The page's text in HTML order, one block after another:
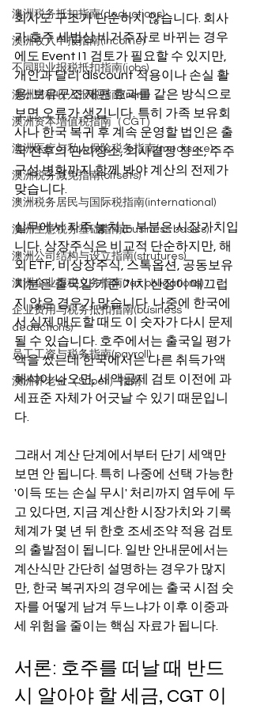
澳洲税务抵扣指南(deductions)
澳洲收入申报指南(income)
不同职业报税抵扣指南(jobs)
澳洲房租收入报税指南(rent)
澳洲资本增值税指南（CGT）
澳洲医疗与私人保险税务指南(medicare)
澳洲税务减免指南(offsets)
澳洲税务居民与国际税指南(international)
澳洲生意税务基础指南(business basics)
澳洲公司结构与设立指南(strutures)
澳洲企业报税义务指南(tax obligations)
企业费用与税务抵扣指南(business
deductions)
员工工资与税务指南(payroll)
澳洲养老金（Super）指南
회사도 구조가 단순하지 않습니다. 회사
가 호주 세법상 비거주자로 바뀌는 경우
에도 Event I1 검토가 필요할 수 있지만,
개인과 달리 discount 적용이나 손실 활
용, 보유구조 재편 효과를 같은 방식으로
보면 오류가 생깁니다. 특히 가족 보유회
사나 한국 복귀 후 계속 운영할 법인은 출
국 전후의 관리장소, 의사결정 장소, 주주
구성 변화까지 함께 봐야 계산의 전제가
맞습니다.
실무에서 자주 놓치는 부분은 시장가치입
니다. 상장주식은 비교적 단순하지만, 해
외 ETF, 비상장주식, 스톡옵션, 공동보유
지분은 출국일 기준 가치 산정이 매끄럽
지 않은 경우가 많습니다. 나중에 한국에
서 실제 매도할 때도 이 숫자가 다시 문제
될 수 있습니다. 호주에서는 출국일 평가
액을 썼는데 한국에서는 다른 취득가액
해석이 나오면, 세액공제 검토 이전에 과
세표준 자체가 어긋날 수 있기 때문입니
다.
그래서 계산 단계에서부터 단기 세액만
보면 안 됩니다. 특히 나중에 선택 가능한
'이득 또는 손실 무시' 처리까지 염두에 두
고 있다면, 지금 계산한 시장가치와 기록
체계가 몇 년 뒤 한호 조세조약 적용 검토
의 출발점이 됩니다. 일반 안내문에서는
계산식만 간단히 설명하는 경우가 많지
만, 한국 복귀자의 경우에는 출국 시점 숫
자를 어떻게 남겨 두느냐가 이후 이중과
세 위험을 줄이는 핵심 자료가 됩니다.
서론: 호주를 떠날 때 반드
시 알아야 할 세금, CGT 이